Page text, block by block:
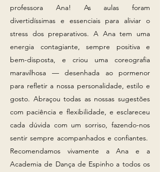
professora Ana! As aulas foram
divertidíssimas e essenciais para aliviar o
stress dos preparativos. A Ana tem uma
energia contagiante, sempre positiva e
bem-disposta, e criou uma coreografia
maravilhosa — desenhada ao pormenor
para refletir a nossa personalidade, estilo e
gosto. Abraçou todas as nossas sugestões
com paciência e flexibilidade, e esclareceu
cada dúvida com um sorriso, fazendo-nos
sentir sempre acompanhados e confiantes.
Recomendamos vivamente a Ana e a
Academia de Dança de Espinho a todos os